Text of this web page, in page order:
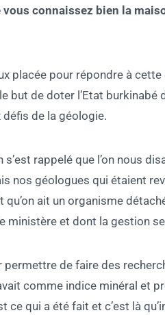
connaissez bien la
placée pour répondre à
but de doter l’Etat burkinabé
de la géologie.
rappelé que l’on nous
nos géologues qui étaient
ait un organisme
ministère et dont la gestion
permettre de faire des
comme indice minéral et
ce qui a été fait et c’est là